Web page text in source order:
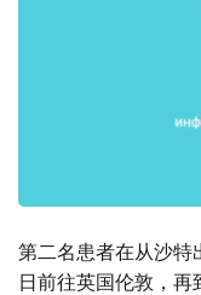
第二名患者在从沙特
日前往英国伦敦，